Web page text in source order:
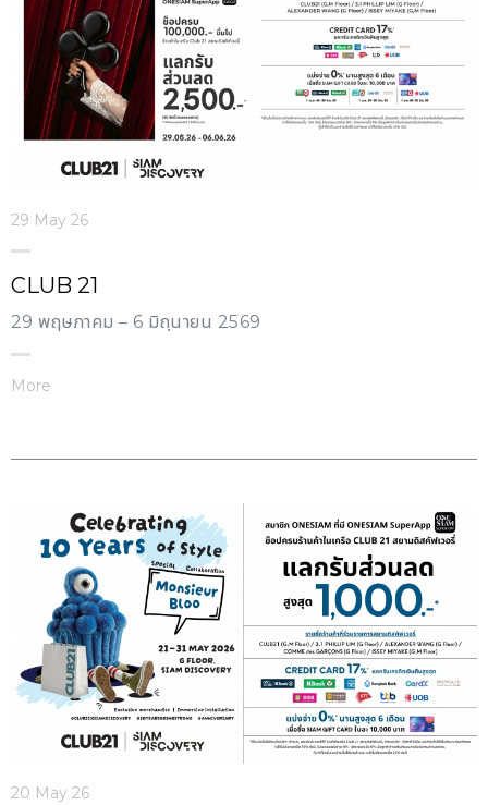
29 May 26
CLUB 21
29 พฤษภาคม – 6 มิถุนายน 2569
More
20 May 26